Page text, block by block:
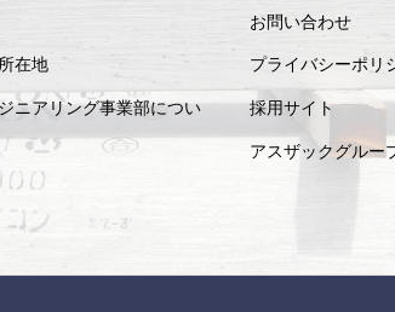
在地
ニアリング事業部につい
お問い合わせ
プライバシーポリ
採用サイト
アスザックグルー